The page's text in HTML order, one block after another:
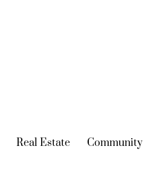
(current)
Real Estate (current)
Community